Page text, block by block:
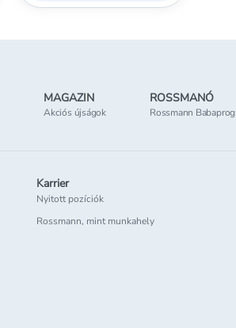
MAGAZIN
Akciós újságok
ROSSMANÓ
Rossmann
Karrier
Nyitott pozíciók
Rossmann, mint munkahely